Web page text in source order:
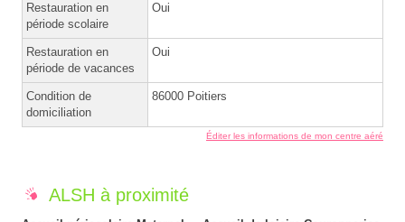
Restauration en
période scolaire
Oui
Restauration en
période de vacances
Oui
Condition de
domiciliation
86000 Poitiers
Éditer les informations de mon centre aéré
ALSH à proximité